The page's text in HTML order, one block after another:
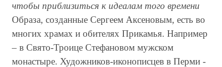
чтобы приблизиться к идеалам того времени
Образа, созданные Сергеем Аксеновым, есть во
многих храмах и обителях Прикамья. Например
– в Свято-Троице Стефановом мужском
монастыре. Художников-иконописцев в Перми -